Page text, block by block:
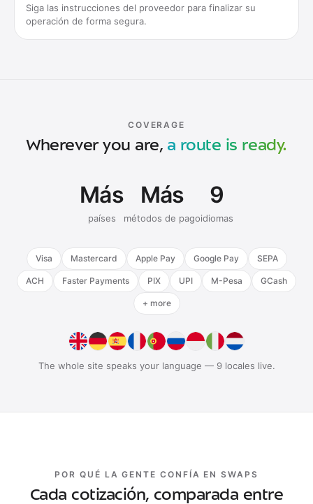
Siga las instrucciones del proveedor para finalizar su
operación de forma segura.
COVERAGE
Wherever you are, a route is ready.
Más
países
Más
métodos de pago
9
idiomas
Visa Mastercard Apple Pay Google Pay SEPA
ACH Faster Payments PIX UPI M-Pesa GCash
+ more
EnglishDeutschEspañolFrançais
Português
Русский
Bahasa Indonesia
ItalianoNederlands
The whole site speaks your language — 9 locales live.
POR QUÉ LA GENTE CONFÍA EN SWAPS
Cada cotización, comparada entre